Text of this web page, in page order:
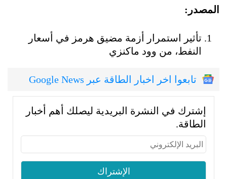
المصدر:
تأثير استمرار أزمة مضيق هرمز في أسعار
النفط، من وود ماكنزي
تابعوا اخر اخبار الطاقة عبر Google News
إشترك في النشرة البريدية ليصلك أهم أخبار
الطاقة.